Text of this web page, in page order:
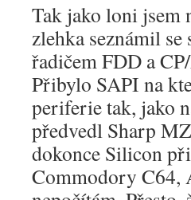
Tak jako loni jsem
zlehka seznámil
řadičem FDD a
Přibylo SAPI na
periferie tak, jako
předvedl Sharp
dokonce Silicon
Commodory C64,